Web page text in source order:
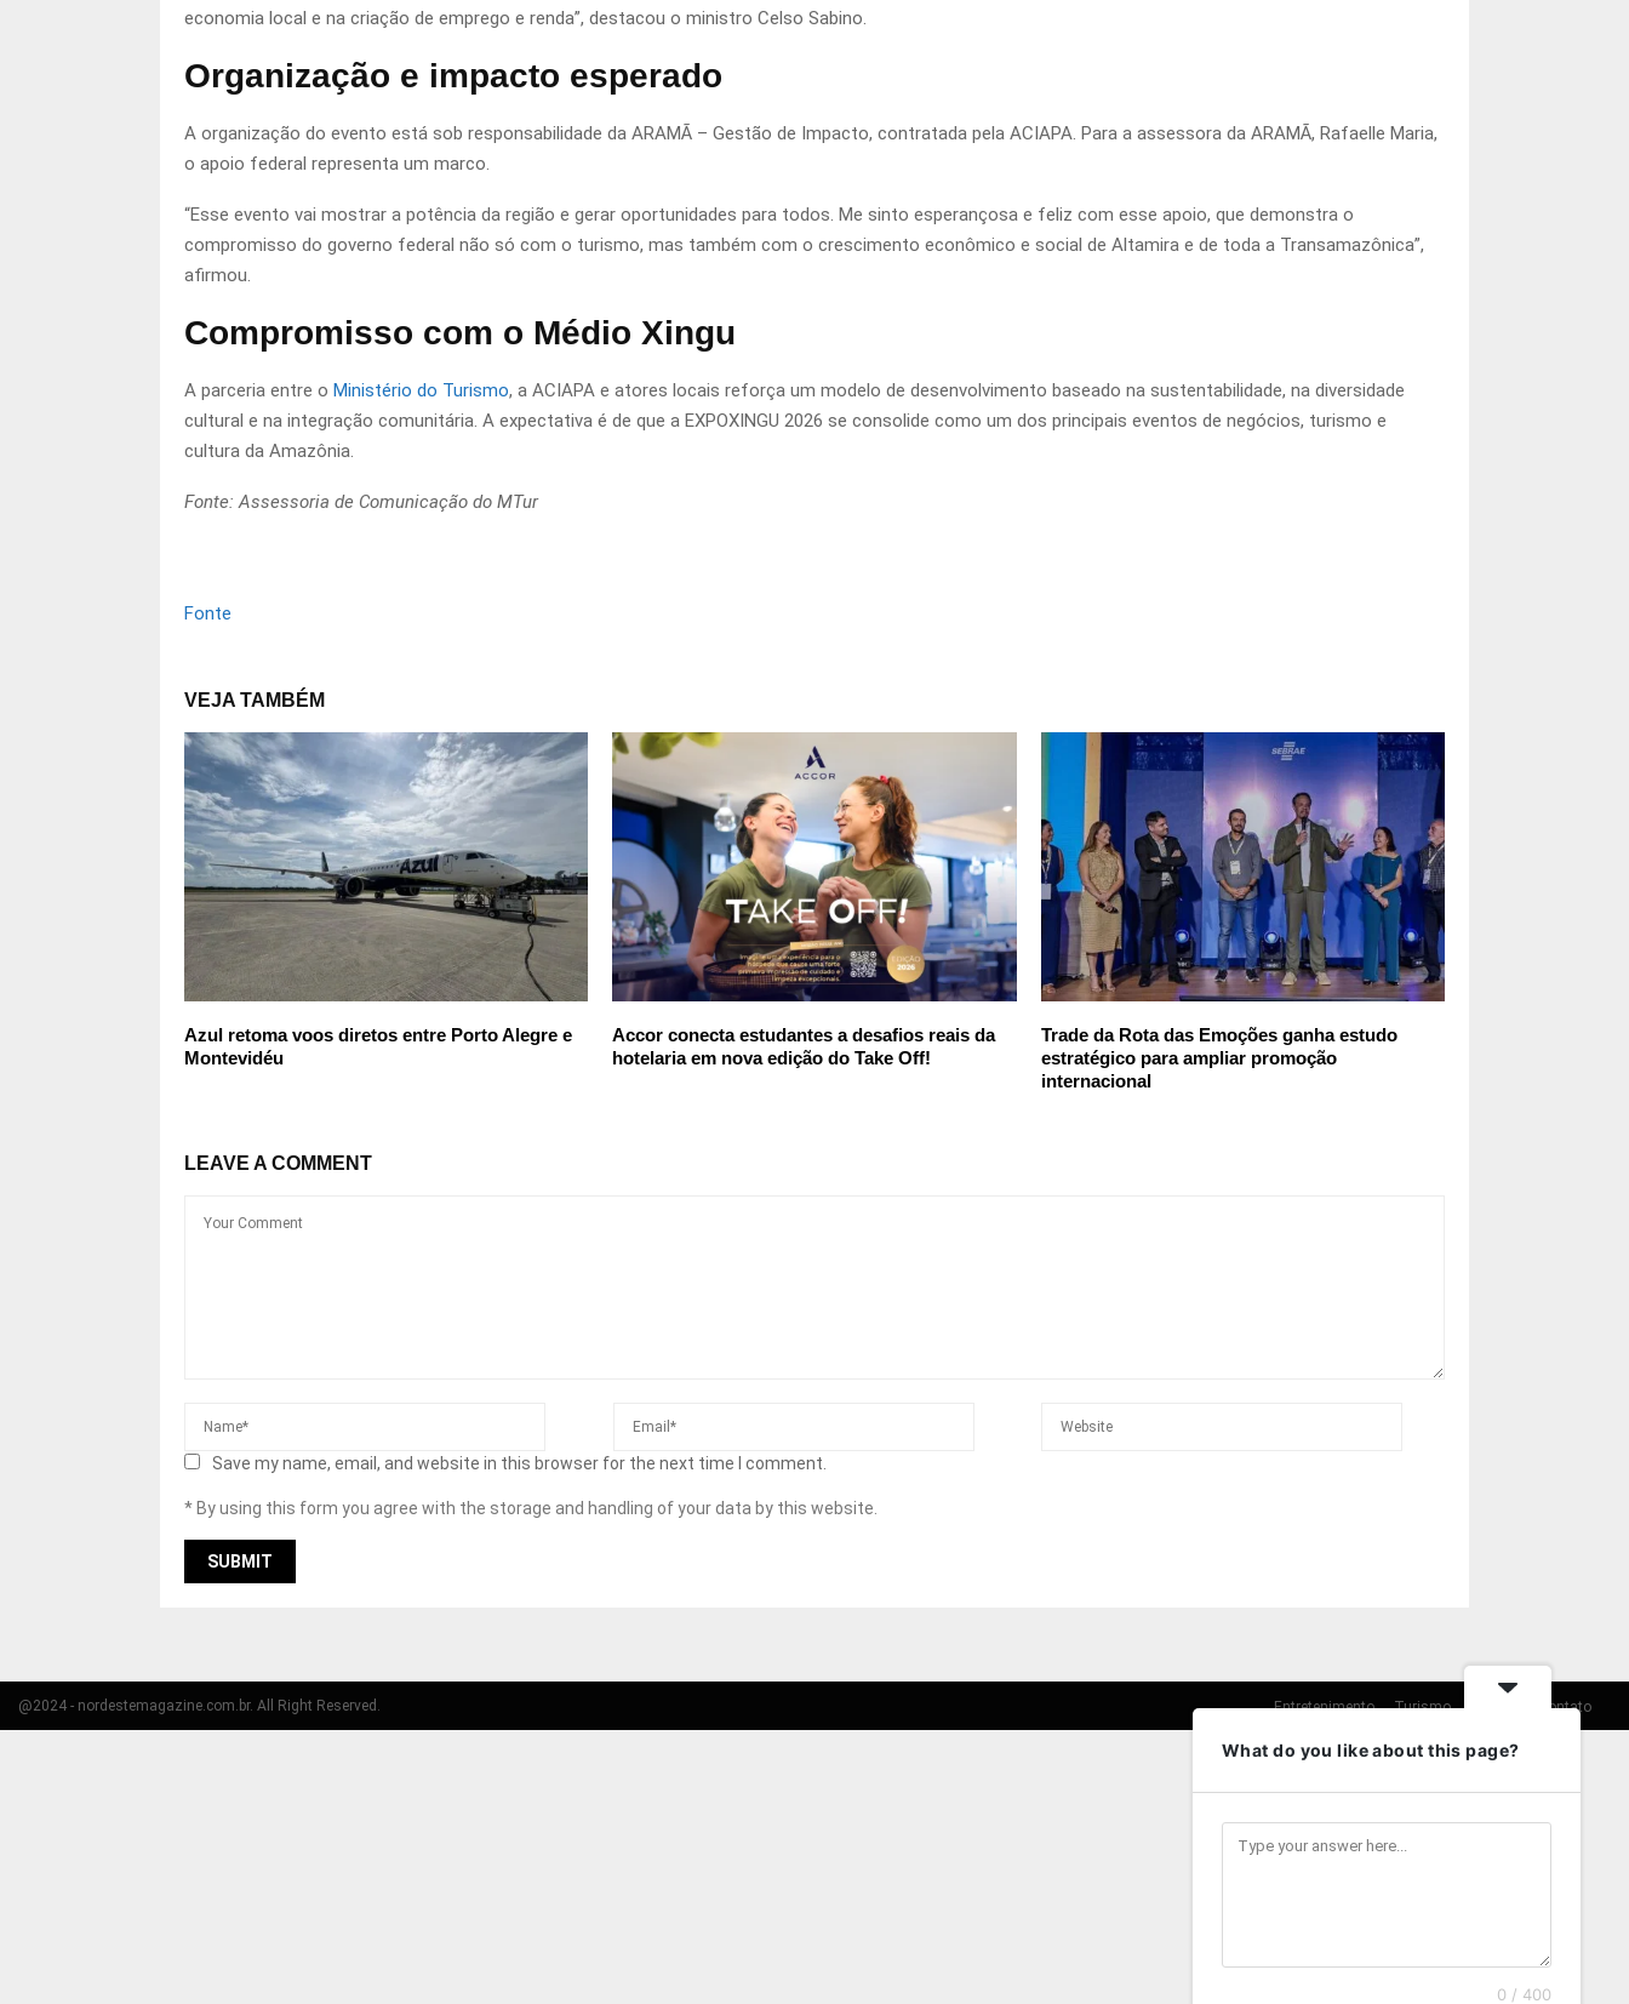
economia local e na criação de emprego e renda”, destacou o ministro Celso Sabino.
Organização e impacto esperado
A organização do evento está sob responsabilidade da ARAMÃ – Gestão de Impacto, contratada pela ACIAPA. Para a assessora da ARAMÃ, Rafaelle Maria,
o apoio federal representa um marco.
“Esse evento vai mostrar a potência da região e gerar oportunidades para todos. Me sinto esperançosa e feliz com esse apoio, que demonstra o
compromisso do governo federal não só com o turismo, mas também com o crescimento econômico e social de Altamira e de toda a Transamazônica”,
afirmou.
Compromisso com o Médio Xingu
A parceria entre o Ministério do Turismo, a ACIAPA e atores locais reforça um modelo de desenvolvimento baseado na sustentabilidade, na diversidade
cultural e na integração comunitária. A expectativa é de que a EXPOXINGU 2026 se consolide como um dos principais eventos de negócios, turismo e
cultura da Amazônia.
Fonte: Assessoria de Comunicação do MTur
Fonte
VEJA TAMBÉM
Azul retoma voos diretos entre Porto Alegre e
Montevidéu
Accor conecta estudantes a desafios reais da
hotelaria em nova edição do Take Off!
Trade da Rota das Emoções ganha estudo
estratégico para ampliar promoção
internacional
LEAVE A COMMENT
Save my name, email, and website in this browser for the next time I comment.
* By using this form you agree with the storage and handling of your data by this website.
@2024 - nordestemagazine.com.br. All Right Reserved. Entretenimento Turismo Contato
What do you like about this page?
0 / 400